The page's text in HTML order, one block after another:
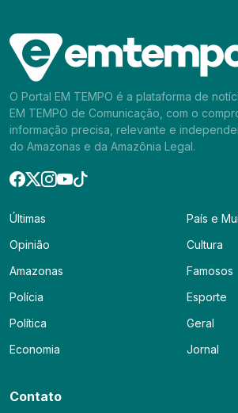
O Portal EM TEMPO é a plataforma de
EM TEMPO de Comunicação, com o
informação precisa, relevante e
do Amazonas e da Amazônia Legal.
Últimas
Opinião
Amazonas
Polícia
Política
Economia
País e
Cultura
Famosos
Esporte
Geral
Jornal
Contato